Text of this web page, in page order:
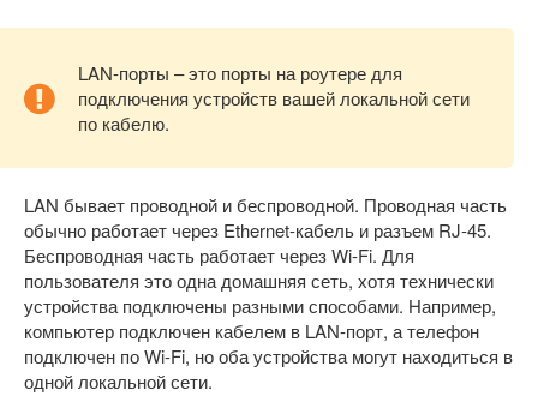
LAN-порты – это порты на роутере для
подключения устройств вашей локальной сети
по кабелю.
LAN бывает проводной и беспроводной. Проводная часть
обычно работает через Ethernet-кабель и разъем RJ-45.
Беспроводная часть работает через Wi-Fi. Для
пользователя это одна домашняя сеть, хотя технически
устройства подключены разными способами. Например,
компьютер подключен кабелем в LAN-порт, а телефон
подключен по Wi-Fi, но оба устройства могут находиться в
одной локальной сети.